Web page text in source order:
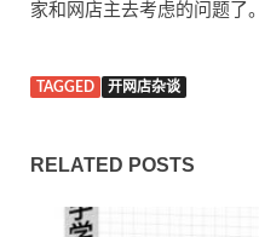
家和网店主去考虑的问题了。
TAGGED 开网店杂谈
RELATED POSTS